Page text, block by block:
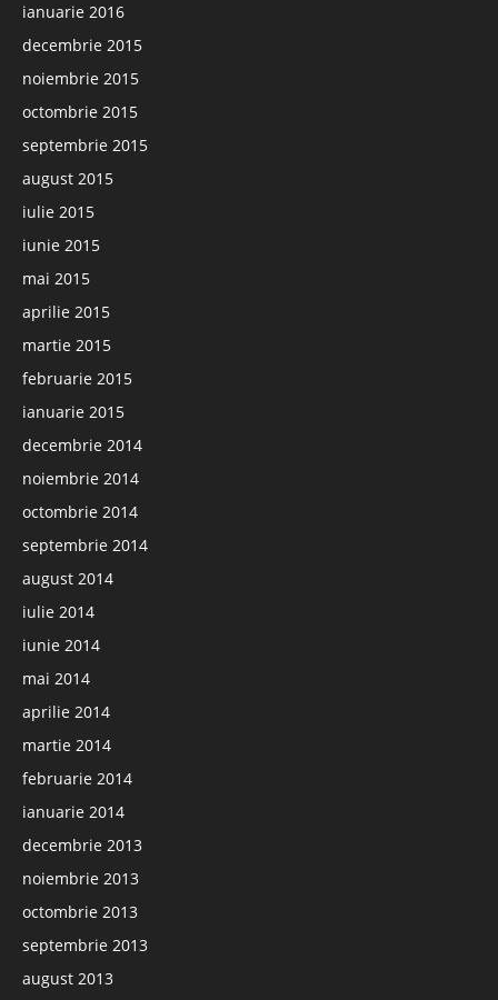
ianuarie 2016
decembrie 2015
noiembrie 2015
octombrie 2015
septembrie 2015
august 2015
iulie 2015
iunie 2015
mai 2015
aprilie 2015
martie 2015
februarie 2015
ianuarie 2015
decembrie 2014
noiembrie 2014
octombrie 2014
septembrie 2014
august 2014
iulie 2014
iunie 2014
mai 2014
aprilie 2014
martie 2014
februarie 2014
ianuarie 2014
decembrie 2013
noiembrie 2013
octombrie 2013
septembrie 2013
august 2013